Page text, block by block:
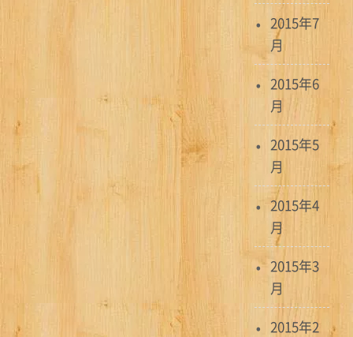
2015年7
月
2015年6
月
2015年5
月
2015年4
月
2015年3
月
2015年2